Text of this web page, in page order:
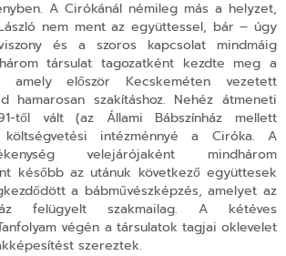
A Cirókánál némileg más a helyzet,
nem ment az együttessel, bár – úgy
és a szoros kapcsolat mindmáig
társulat tagozatként kezdte meg a
amely először Kecskeméten vezetett
hamarosan szakításhoz. Nehéz átmeneti
től vált (az Állami Bábszínház mellett
intézménnyé a Ciróka. A
velejárójaként mindhárom
később az utánuk következő együttesek
a bábművészképzés, amelyet az
felügyelt szakmailag. A kétéves
végén a társulatok tagjai oklevelet
szereztek.